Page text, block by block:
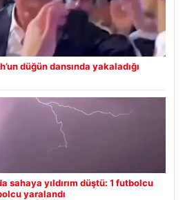
düğün dansında yakaladığı
sahaya yıldırım düştü: 1 futbolcu
yaralandı